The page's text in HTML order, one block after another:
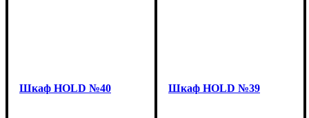
Шкаф НOLD №40 Шкаф НOLD №39